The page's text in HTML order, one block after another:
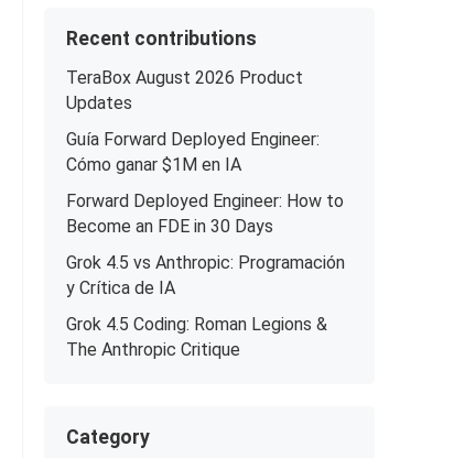
Recent contributions
TeraBox August 2026 Product
Updates
Guía Forward Deployed Engineer:
Cómo ganar $1M en IA
Forward Deployed Engineer: How to
Become an FDE in 30 Days
Grok 4.5 vs Anthropic: Programación
y Crítica de IA
Grok 4.5 Coding: Roman Legions &
The Anthropic Critique
Category